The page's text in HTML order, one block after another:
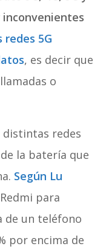
redes 5G
, es decir que
o
redes
la batería que
Según Lu
para
de un teléfono
por encima de